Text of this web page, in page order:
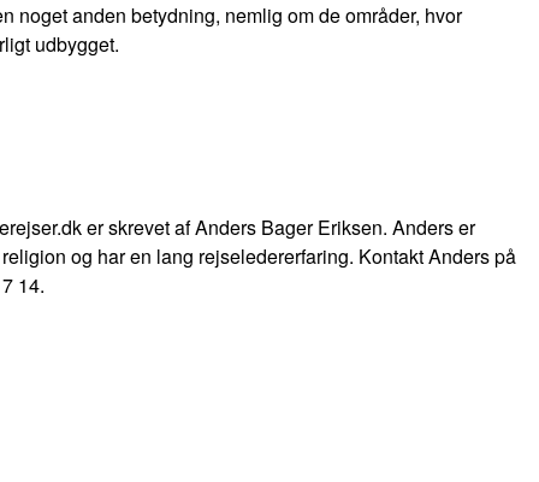
noget anden betydning, nemlig om de områder, hvor
udbygget.
er skrevet af Anders Bager Eriksen. Anders er
og har en lang rejseledererfaring. Kontakt Anders på
14.